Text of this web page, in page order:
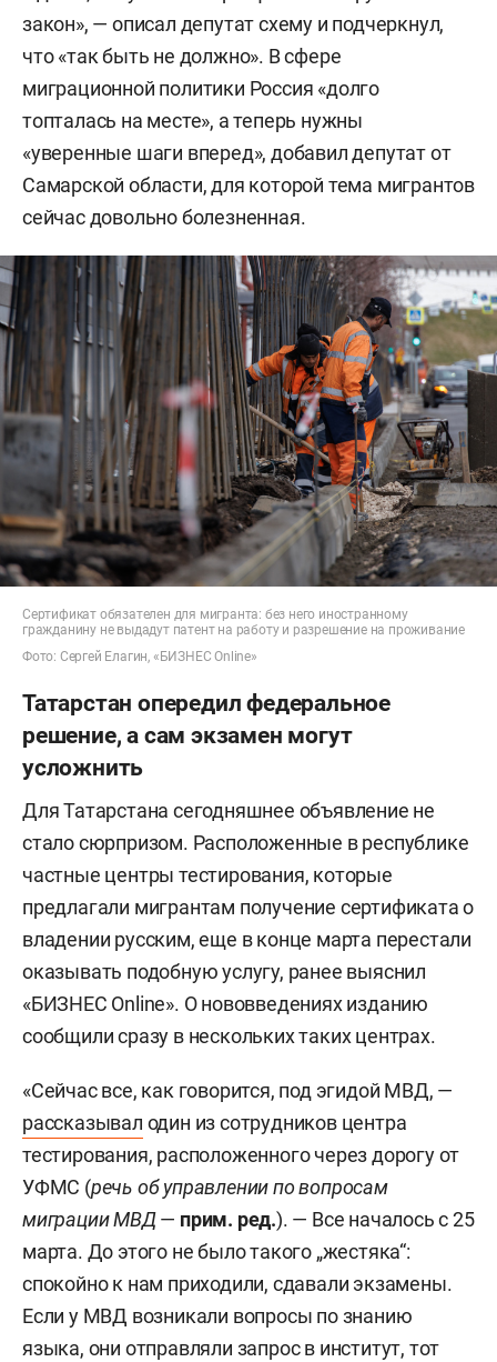
закон», — описал депутат схему и подчеркнул,
что «так быть не должно». В сфере
миграционной политики Россия «долго
топталась на месте», а теперь нужны
«уверенные шаги вперед», добавил депутат от
Самарской области, для которой тема мигрантов
сейчас довольно болезненная.
Сертификат обязателен для мигранта: без него иностранному
гражданину не выдадут патент на работу и разрешение на проживание
Фото: Сергей Елагин, «БИЗНЕС Online»
Татарстан опередил федеральное
решение, а сам экзамен могут
усложнить
Для Татарстана сегодняшнее объявление не
стало сюрпризом. Расположенные в республике
частные центры тестирования, которые
предлагали мигрантам получение сертификата о
владении русским, еще в конце марта перестали
оказывать подобную услугу, ранее выяснил
«БИЗНЕС Online». О нововведениях изданию
сообщили сразу в нескольких таких центрах.
«Сейчас все, как говорится, под эгидой МВД, —
рассказывал один из сотрудников центра
тестирования, расположенного через дорогу от
УФМС (речь об управлении по вопросам
миграции МВД— прим. ред.). — Все началось с 25
марта. До этого не было такого „жестяка“:
спокойно к нам приходили, сдавали экзамены.
Если у МВД возникали вопросы по знанию
языка, они отправляли запрос в институт, тот